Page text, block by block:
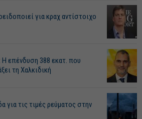
για κραχ αντίστοιχο
Η επένδυση 388 εκατ. που
τη Χαλκιδική
για τις τιμές ρεύματος στην